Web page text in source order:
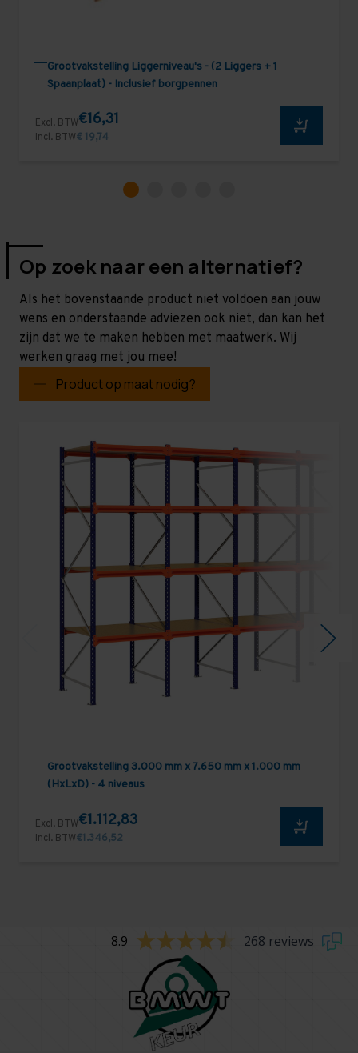
Grootvakstelling Liggerniveau's - (2 Liggers + 1
Spaanplaat) - Inclusief borgpennen
Excl. BTW€16,31
Incl. BTW€ 19,74
Op zoek naar een alternatief?
Als het bovenstaande product niet voldoen aan jouw
wens en onderstaande adviezen ook niet, dan kan het
zijn dat we te maken hebben met maatwerk. Wij
werken graag met jou mee!
Product op maat nodig?
Grootvakstelling 3.000 mm x 7.650 mm x 1.000 mm
(HxLxD) - 4 niveaus
Excl. BTW€1.112,83
Incl. BTW€1.346,52
8.9 268 reviews